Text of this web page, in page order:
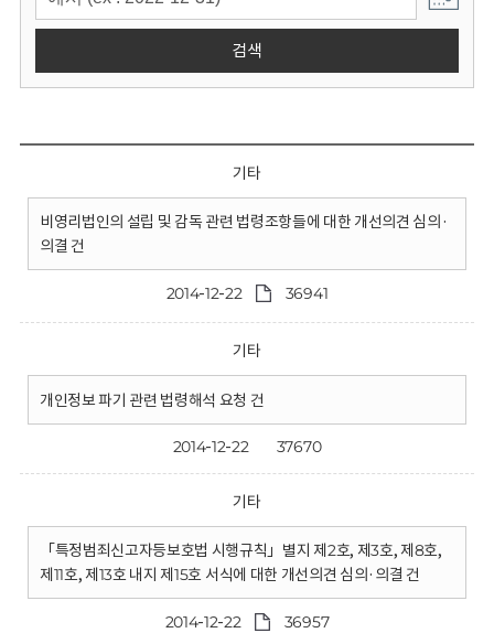
검색
기타
비영리법인의 설립 및 감독 관련 법령조항들에 대한 개선의견 심의·
의결 건
2014-12-22 36941
기타
개인정보 파기 관련 법령해석 요청 건
2014-12-22 37670
기타
「특정범죄신고자등보호법 시행규칙」별지 제2호, 제3호, 제8호,
제11호, 제13호 내지 제15호 서식에 대한 개선의견 심의·의결 건
2014-12-22 36957